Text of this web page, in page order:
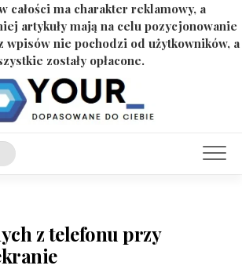
całości ma charakter reklamowy, a
artykuły mają na celu pozycjonowanie
wpisów nie pochodzi od użytkowników, a
zostały opłacone.
z telefonu przy